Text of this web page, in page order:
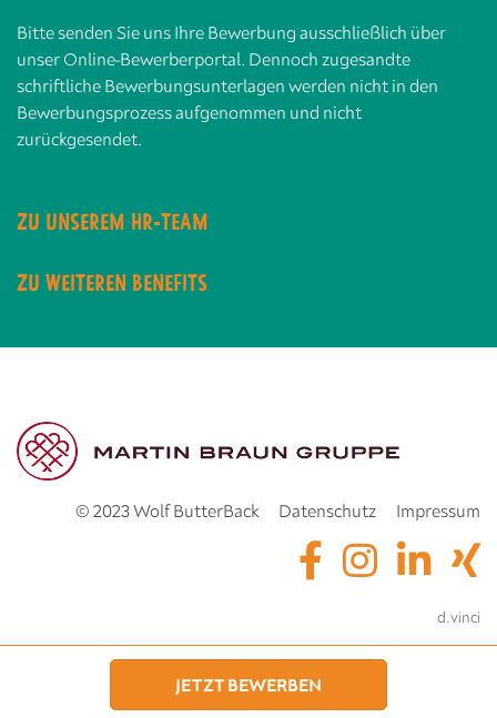
Bitte senden Sie uns Ihre Bewerbung ausschließlich über
unser Online-Bewerberportal. Dennoch zugesandte
schriftliche Bewerbungsunterlagen werden nicht in den
Bewerbungsprozess aufgenommen und nicht
zurückgesendet.
ZU UNSEREM HR-TEAM
ZU WEITEREN BENEFITS
JETZT BEWERBEN
© 2023 Wolf ButterBack Datenschutz Impressum
d.vinci